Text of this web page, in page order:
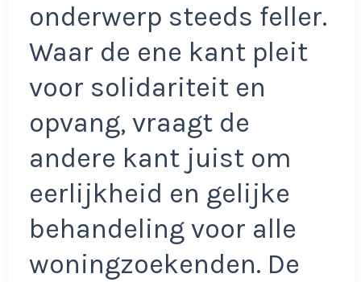
onderwerp steeds feller.
Waar de ene kant pleit
voor solidariteit en
opvang, vraagt de
andere kant juist om
eerlijkheid en gelijke
behandeling voor alle
woningzoekenden. De